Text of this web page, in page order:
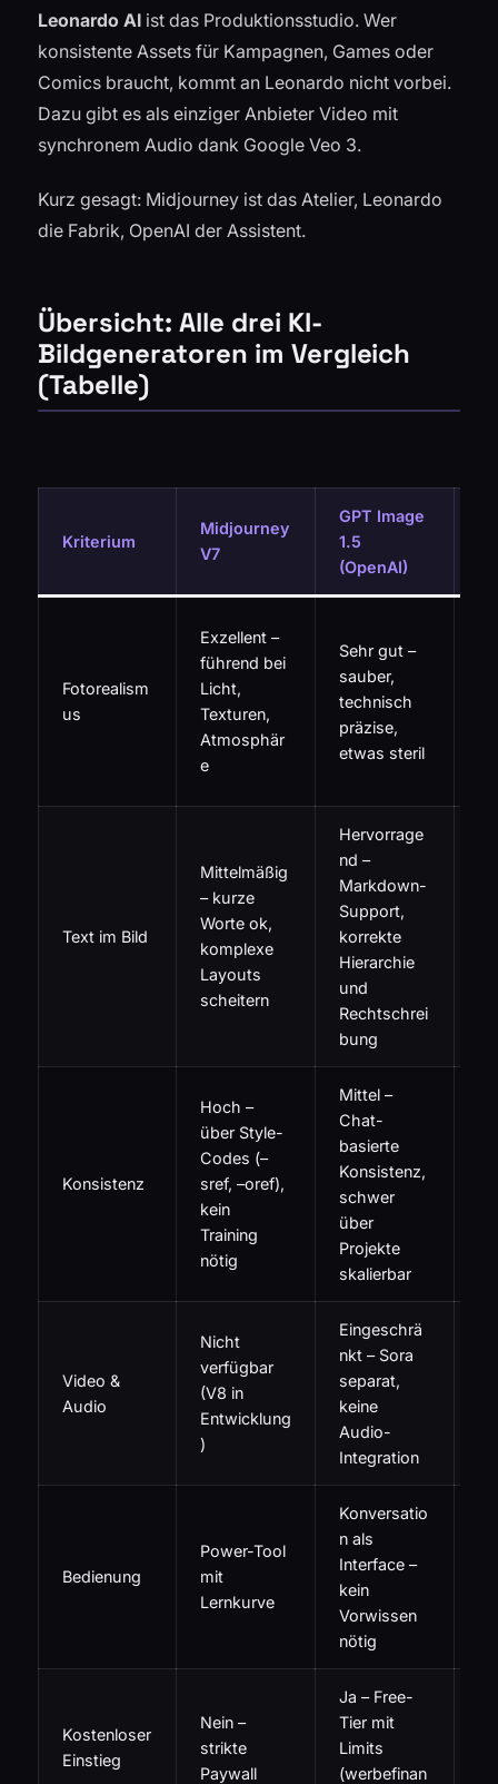
Leonardo AI ist das Produktionsstudio. Wer
konsistente Assets für Kampagnen, Games oder
Comics braucht, kommt an Leonardo nicht vorbei.
Dazu gibt es als einziger Anbieter Video mit
synchronem Audio dank Google Veo 3.
Kurz gesagt: Midjourney ist das Atelier, Leonardo
die Fabrik, OpenAI der Assistent.
Übersicht: Alle drei KI-
Bildgeneratoren im Vergleich
(Tabelle)
Kriterium
Midjourney
V7
GPT Image
1.5
(OpenAI)
Fotorealism
us
Exzellent –
führend bei
Licht,
Texturen,
Atmosphär
e
Sehr gut –
sauber,
technisch
präzise,
etwas steril
Text im Bild
Mittelmäßig
– kurze
Worte ok,
komplexe
Layouts
scheitern
Hervorrage
nd –
Markdown-
Support,
korrekte
Hierarchie
und
Rechtschrei
bung
Konsistenz
Hoch –
über Style-
Codes (–
sref, –oref),
kein
Training
nötig
Mittel –
Chat-
basierte
Konsistenz,
schwer
über
Projekte
skalierbar
Video &
Audio
Nicht
verfügbar
(V8 in
Entwicklung
)
Eingeschrä
nkt – Sora
separat,
keine
Audio-
Integration
Bedienung
Power-Tool
mit
Lernkurve
Konversatio
n als
Interface –
kein
Vorwissen
nötig
Kostenloser
Einstieg
Nein –
strikte
Paywall
Ja – Free-
Tier mit
Limits
(werbefinan